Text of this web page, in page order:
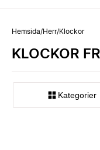
Hemsida/Herr/Klockor
KLOCKOR
Kategorier